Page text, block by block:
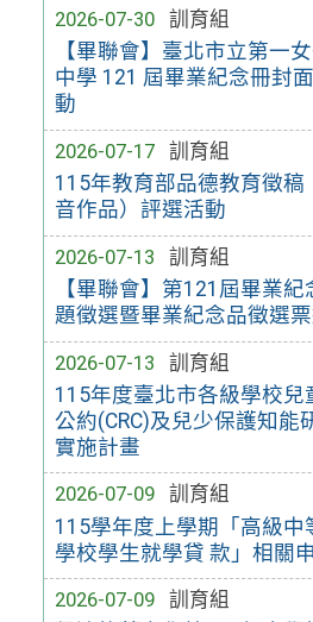
2026-07-30
訓育組
【畢聯會】臺北市立第一
中學 121 屆畢業紀念冊封
動
2026-07-17
訓育組
115年教育部品德教育徵稿
音作品）評選活動
2026-07-13
訓育組
【畢聯會】第121屆畢業紀
題徵選暨畢業紀念品徵選
2026-07-13
訓育組
115年度臺北市各級學校兒
公約(CRC)及兒少保護知能
實施計畫
2026-07-09
訓育組
115學年度上學期「高級中
學校學生就學貸 款」相關
2026-07-09
訓育組